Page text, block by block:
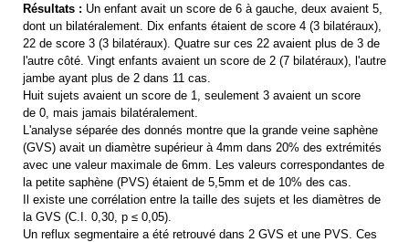
Résultats : Un enfant avait un score de 6 à gauche, deux avaient 5,
dont un bilatéralement. Dix enfants étaient de score 4 (3 bilatéraux),
22 de score 3 (3 bilatéraux). Quatre sur ces 22 avaient plus de 3 de
l'autre côté. Vingt enfants avaient un score de 2 (7 bilatéraux), l'autre
jambe ayant plus de 2 dans 11 cas.
Huit sujets avaient un score de 1, seulement 3 avaient un score
de 0, mais jamais bilatéralement.
L'analyse séparée des donnés montre que la grande veine saphène
(GVS) avait un diamètre supérieur à 4mm dans 20% des extrémités
avec une valeur maximale de 6mm. Les valeurs correspondantes de
la petite saphène (PVS) étaient de 5,5mm et de 10% des cas.
Il existe une corrélation entre la taille des sujets et les diamètres de
la GVS (C.I. 0,30, p ≤ 0,05).
Un reflux segmentaire a été retrouvé dans 2 GVS et une PVS. Ces